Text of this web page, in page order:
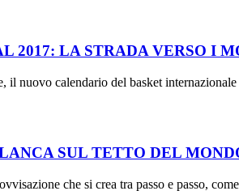
2017: LA STRADA VERSO I
il nuovo calendario del basket
SUL TETTO DEL
che si crea tra passo e passo,